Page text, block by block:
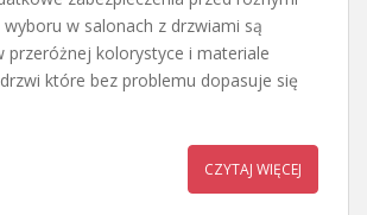
w salonach z drzwiami są
przeróżnej kolorystyce i materiale
które bez problemu dopasuje się
CZYTAJ WIĘCEJ